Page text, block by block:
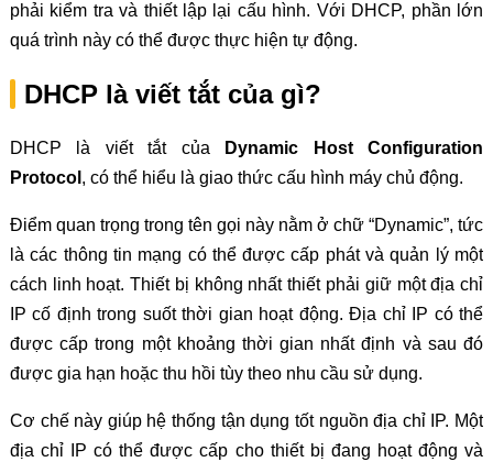
phải kiểm tra và thiết lập lại cấu hình. Với DHCP, phần lớn
quá trình này có thể được thực hiện tự động.
DHCP là viết tắt của gì?
DHCP là viết tắt của
Dynamic Host Configuration
Protocol , có thể hiểu là giao thức cấu hình máy chủ động.
Điểm quan trọng trong tên gọi này nằm ở chữ “Dynamic”, tức
là các thông tin mạng có thể được cấp phát và quản lý một
cách linh hoạt. Thiết bị không nhất thiết phải giữ một địa chỉ
IP cố định trong suốt thời gian hoạt động. Địa chỉ IP có thể
được cấp trong một khoảng thời gian nhất định và sau đó
được gia hạn hoặc thu hồi tùy theo nhu cầu sử dụng.
Cơ chế này giúp hệ thống tận dụng tốt nguồn địa chỉ IP. Một
địa chỉ IP có thể được cấp cho thiết bị đang hoạt động và